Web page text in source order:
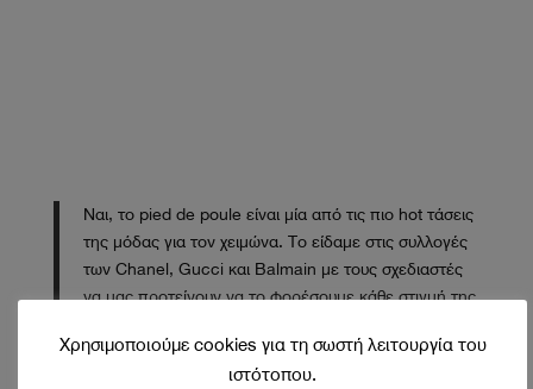
Ναι, το pied de poule είναι μία από τις πιο hot τάσεις
της μόδας για τον χειμώνα. Το είδαμε στις συλλογές
των Chanel, Gucci και Balmain με τους σχεδιαστές
να μας προτείνουν να το φορέσουμε κάθε στιγμή της
Φορέματα που είναι ιδανικά για τα office looks μας,
Χρησιμοποιούμε cookies για τη σωστή λειτουργία του
ιστότοπου.